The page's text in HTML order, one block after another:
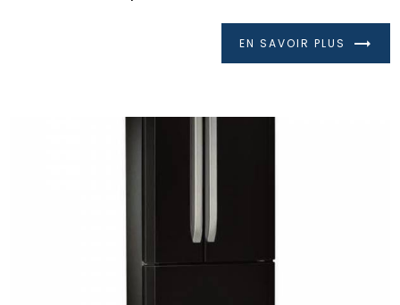
EN SAVOIR PLUS